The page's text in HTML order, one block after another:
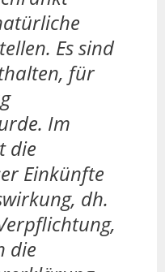
Es sind
für
Im
die
Einkünfte
dh.
die